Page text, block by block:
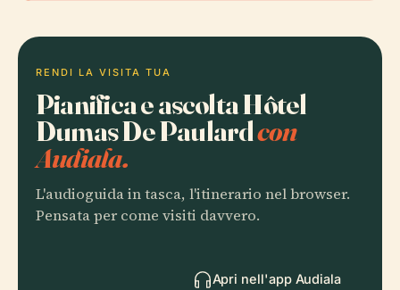
RENDI LA VISITA TUA
Pianifica e ascolta Hôtel
Dumas De Paulardcon
Audiala.
L'audioguida in tasca, l'itinerario nel browser.
Pensata per come visiti davvero.
Apri nell'app Audiala